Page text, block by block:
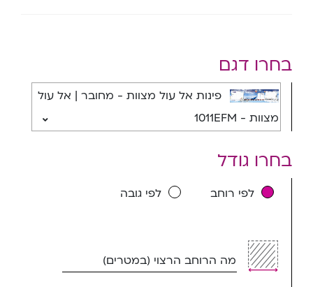
בחרו דגם
פינות אל עול מצוות - מחובר | אל עול
מצוות - 1011EFM
בחרו גודל
לפי רוחב לפי גובה
מה הרוחב הרצוי (במטרים)